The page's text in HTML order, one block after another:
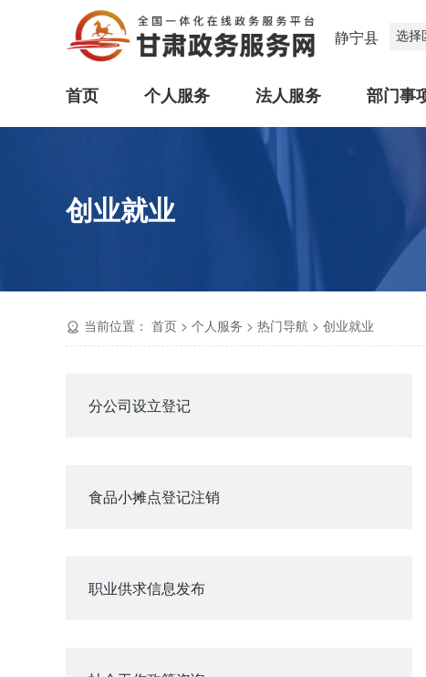
静宁县 选择
首页 个人服务 法人服务 部门事
创业就业
当前位置： 首页 > 个人服务 > 热门导航 > 创业就业
分公司设立登记
食品小摊点登记注销
职业供求信息发布